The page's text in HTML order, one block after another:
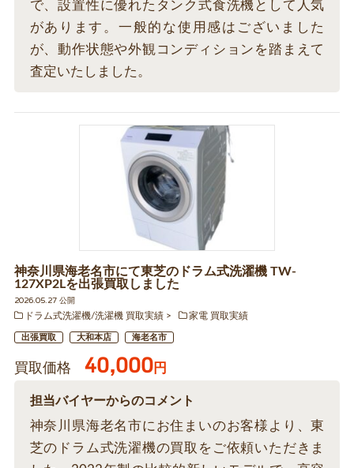
で、設置性に優れたタンク式食洗機として人気
があります。一般的な使用感はございました
が、動作状態や外観コンディションを踏まえて
査定いたしました。
神奈川県海老名市にて東芝のドラム式洗濯機 TW-
127XP2Lを出張買取しました
2026.05.27 公開
ドラム式洗濯機/洗濯機 買取実績
家電 買取実績
出張買取 大和本店 海老名市
買取価格 40,000円
担当バイヤーからのコメント
神奈川県海老名市にお住まいのお客様より、東
芝のドラム式洗濯機の買取をご依頼いただきま